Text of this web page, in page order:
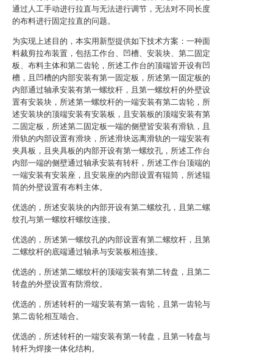
通过人工手动进行拉直与无法进行调节，无法对不同长度
的布料进行固定拉直的问题。
为实现上述目的，本实用新型提供如下技术方案：一种面
料裁剪拉布装置，包括工作台、凹槽、安装块、第二固定
板、布料主体和第二齿轮，所述工作台的顶端皆开设有凹
槽，且凹槽的内部安装有第一固定板，所述第一固定板的
内部通过轴承安装有第一螺纹杆，且第一螺纹杆的外壁设
置有安装块，所述第一螺纹杆的一端安装有第二齿轮，所
述安装块的顶端安装有安装板，且安装板的顶端安装有第
二固定板，所述第二固定板一端的侧壁皆安装有滑轨，且
滑轨的内部设置有滑块，所述滑块远离滑轨的一端安装有
夹具板，且夹具板的内部开设有第一螺纹孔，所述工作台
内部一端的侧壁通过轴承安装有转杆，所述工作台顶端的
一端安装有安装座，且安装座的内部设置有辊筒，所述辊
筒的外壁设置有布料主体。
优选的，所述安装块的内部开设有第二螺纹孔，且第二螺
纹孔与第一螺纹杆螺纹连接。
优选的，所述第一螺纹孔的内部设置有第二螺纹杆，且第
二螺纹杆的底端通过轴承与安装板相连接。
优选的，所述第二螺纹杆的顶端安装有第二转盘，且第二
转盘的外壁设置有防滑纹。
优选的，所述转杆的一端安装有第一齿轮，且第一齿轮与
第二齿轮相互啮合。
优选的，所述转杆的一端安装有第一转盘，且第一转盘与
转杆为焊接一体化结构。